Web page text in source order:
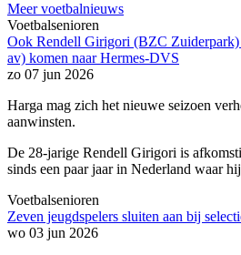
Meer voetbalnieuws
Voetbalsenioren
Ook Rendell Girigori (BZC
av) komen naar Hermes-DVS
zo 07 jun 2026
Harga mag zich het nieuwe seizoen
aanwinsten.
De 28-jarige Rendell Girigori is
sinds een paar jaar in Nederland waar
Voetbalsenioren
Zeven jeugdspelers sluiten aan bij
wo 03 jun 2026